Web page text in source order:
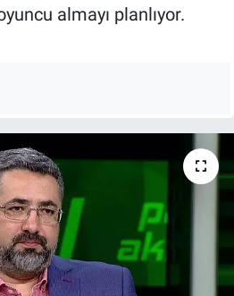
almayı planlıyor.